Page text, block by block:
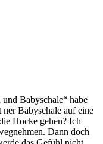
Babyschale“ habe
Babyschale auf eine
Hocke gehen? Ich
Dann doch